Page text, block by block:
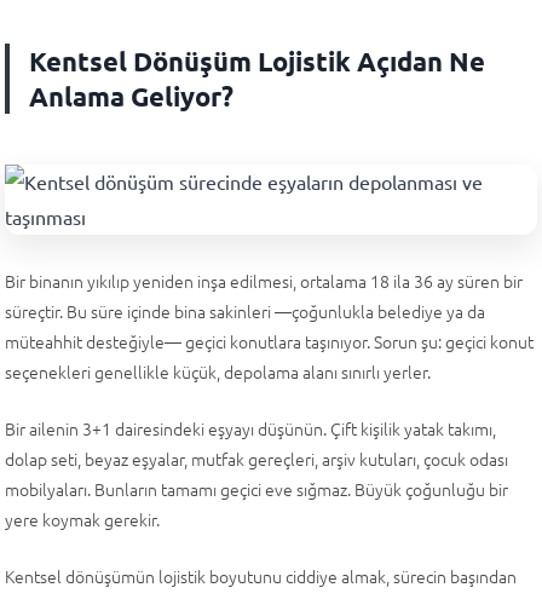
Kentsel Dönüşüm Lojistik Açıdan Ne
Anlama Geliyor?
Bir binanın yıkılıp yeniden inşa edilmesi, ortalama 18 ila 36 ay süren bir
süreçtir. Bu süre içinde bina sakinleri —çoğunlukla belediye ya da
müteahhit desteğiyle— geçici konutlara taşınıyor. Sorun şu: geçici konut
seçenekleri genellikle küçük, depolama alanı sınırlı yerler.
Bir ailenin 3+1 dairesindeki eşyayı düşünün. Çift kişilik yatak takımı,
dolap seti, beyaz eşyalar, mutfak gereçleri, arşiv kutuları, çocuk odası
mobilyaları. Bunların tamamı geçici eve sığmaz. Büyük çoğunluğu bir
yere koymak gerekir.
Kentsel dönüşümün lojistik boyutunu ciddiye almak, sürecin başından